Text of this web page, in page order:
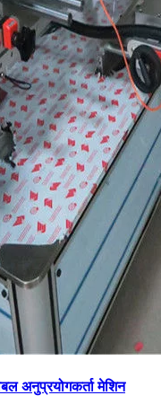
अनुप्रयोगकर्ता मेशिन